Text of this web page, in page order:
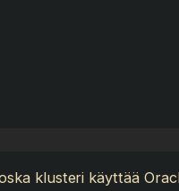
klusteri käyttää